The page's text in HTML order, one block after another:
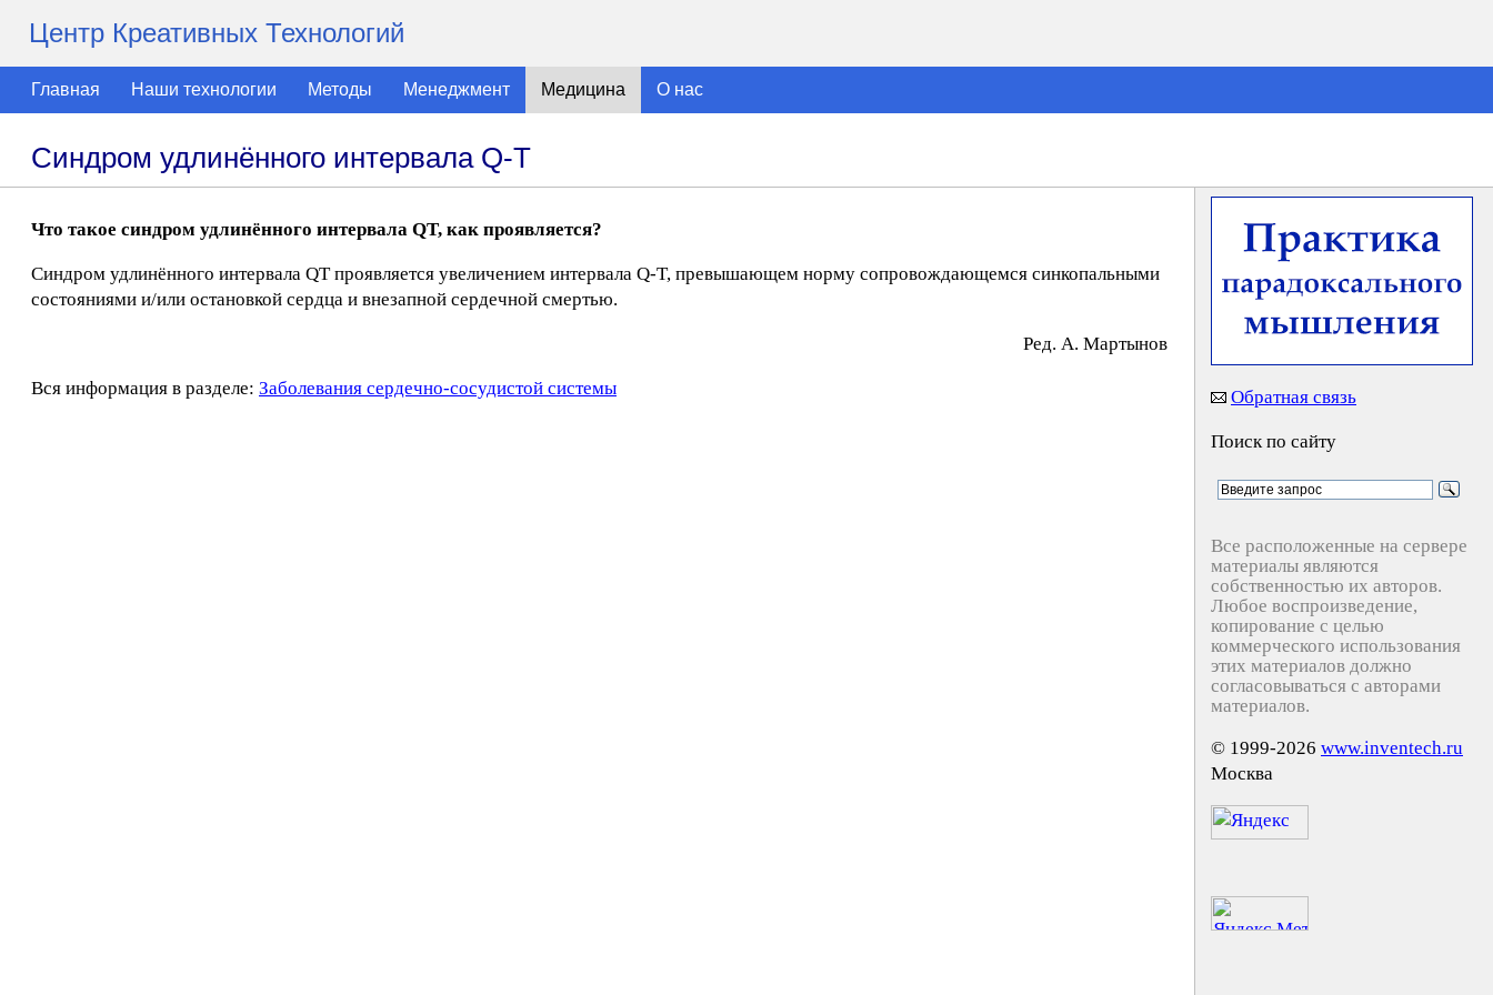
Центр Креативных Технологий
Главная Наши технологии Методы Менеджмент Медицина О нас
Синдром удлинённого интервала Q-T
Что такое синдром удлинённого интервала QT, как проявляется?
Синдром удлинённого интервала QT проявляется увеличением интервала Q-T, превышающем норму сопровождающемся синкопальными
состояниями и/или остановкой сердца и внезапной сердечной смертью.
Peд. A. Mapтынoв
Вся информация в разделе: Заболевания сердечно-сосудистой системы Обратная связь
Поиск по сайту
Все расположенные на сервере
материалы являются
собственностью их авторов.
Любое воспроизведение,
копирование с целью
коммерческого использования
этих материалов должно
согласовываться с авторами
материалов.
© 1999-2026 www.inventech.ru
Москва